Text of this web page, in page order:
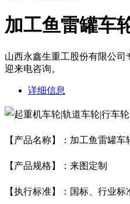
加工鱼雷罐车
山西永鑫生重工股份有限公
迎来电咨询。
详细信息
【产品名称】：加工鱼雷罐车
【产品规格】：来图定制
【执行标准】：国标、行业标